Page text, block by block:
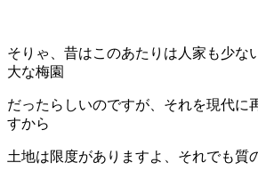
そりゃ、昔はこのあたりは人家も少な
大な梅園
だったらしいのですが、それを現代に
すから
土地は限度がありますよ、それでも質